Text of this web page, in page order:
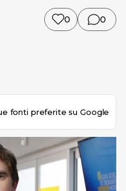
0 0
fonti preferite su Google